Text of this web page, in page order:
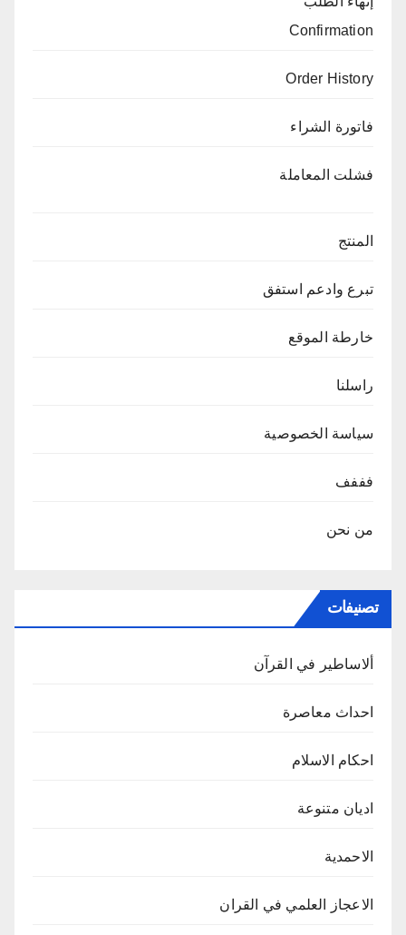
Confirmation
Order History
فاتورة الشراء
فشلت المعاملة
المنتج
تبرع وادعم استفق
خارطة الموقع
راسلنا
سياسة الخصوصية
فففف
من نحن
تصنيفات
ألاساطير في القرآن
احداث معاصرة
احكام الاسلام
اديان متنوعة
الاحمدية
الاعجاز العلمي في القران